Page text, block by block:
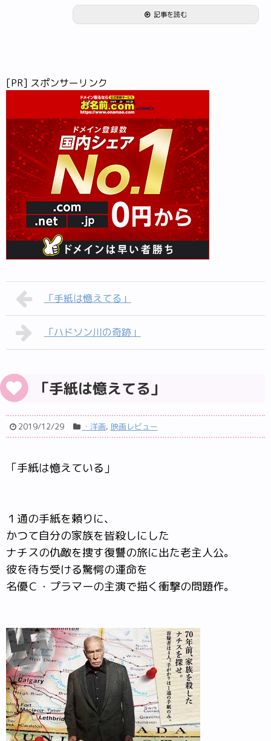
記事を読む
[PR] スポンサーリンク
「手紙は憶えてる」
「ハドソン川の奇跡」
「手紙は憶えてる」
2019/12/29 ・洋画, 映画レビュー
「手紙は憶えている」
１通の手紙を頼りに、
かつて自分の家族を皆殺しにした
ナチスの仇敵を捜す復讐の旅に出た老主人公。
彼を待ち受ける驚愕の運命を
名優Ｃ・プラマーの主演で描く衝撃の問題作。